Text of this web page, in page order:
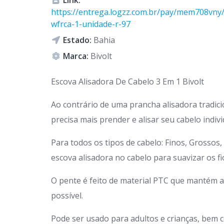
https://entrega.logzz.com.br/pay/mem708vny/
wfrca-1-unidade-r-97
Estado: Bahia
Marca: Bivolt
Escova Alisadora De Cabelo 3 Em 1 Bivolt
Ao contrário de uma prancha alisadora
precisa mais prender e alisar seu cabelo
Para todos os tipos de cabelo: Finos,
escova alisadora no cabelo para suavizar os
O pente é feito de material PTC que
possível.
Pode ser usado para adultos e crianças, bem